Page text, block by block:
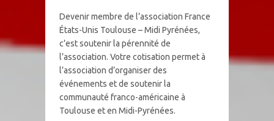
Devenir membre de l’association France
États-Unis Toulouse – Midi Pyrénées,
c’est soutenir la pérennité de
l’association. Votre cotisation permet à
l’association d’organiser des
événements et de soutenir la
communauté franco-américaine à
Toulouse et en Midi-Pyrénées.